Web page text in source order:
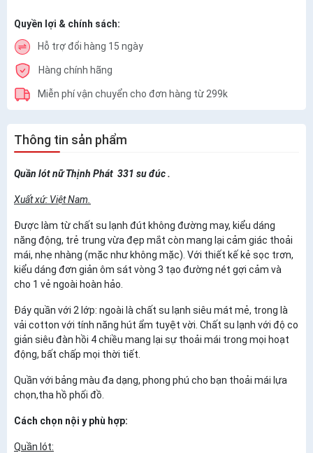
Quyền lợi & chính sách:
Hỗ trợ đổi hàng 15 ngày
Hàng chính hãng
Miễn phí vận chuyển cho đơn hàng từ 299k
Thông tin sản phẩm
Quần lót nữ Thịnh Phát 331 su đúc .
Xuất xứ: Việt Nam.
Được làm từ chất su lạnh đút không đường may, kiểu dáng
năng động, trẻ trung vừa đẹp mắt còn mang lại cảm giác thoải
mái, nhẹ nhàng (mặc như không mặc). Với thiết kế kẻ sọc trơn,
kiểu dáng đơn giản ôm sát vòng 3 tạo đường nét gợi cảm và
cho 1 vẻ ngoài hoàn hảo.
Đáy quần với 2 lớp: ngoài là chất su lạnh siêu mát mẻ, trong là
vải cotton với tính năng hút ẩm tuyệt vời. Chất su lạnh với độ co
giản siêu đàn hồi 4 chiều mang lại sự thoải mái trong mọi hoạt
động, bất chấp mọi thời tiết.
Quần với bảng màu đa dạng, phong phú cho bạn thoải mái lựa
chọn,tha hồ phối đồ.
Cách chọn nội y phù hợp:
Quần lót: